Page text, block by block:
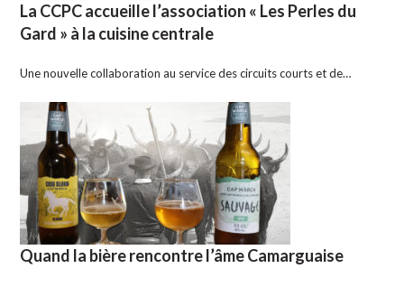
La CCPC accueille l’association « Les Perles du
Gard » à la cuisine centrale
Une nouvelle collaboration au service des circuits courts et de…
Quand la bière rencontre l’âme Camarguaise